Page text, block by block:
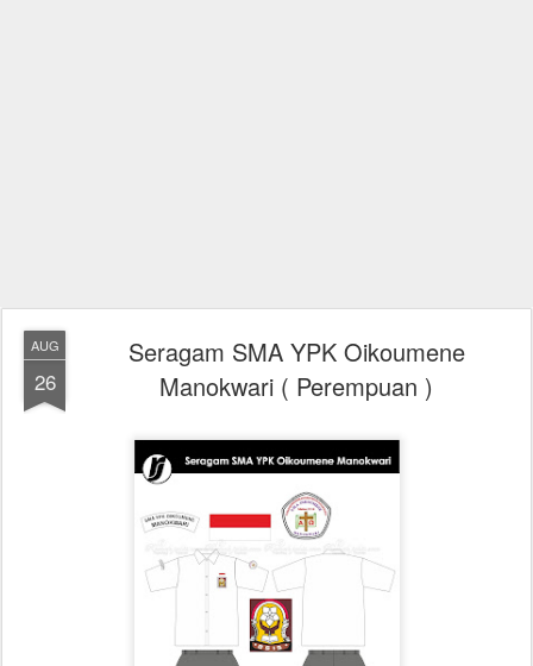
AUG
26
Seragam SMA YPK Oikoumene
Manokwari ( Perempuan )